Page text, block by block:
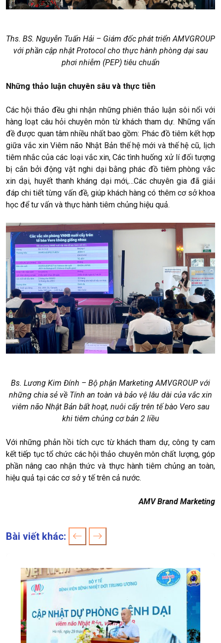
Ths. BS. Nguyễn Tuấn Hải – Giám đốc phát triển AMVGROUP
với phần cập nhật Protocol cho thực hành phòng dại sau
phơi nhiễm (PEP) tiêu chuẩn
Những thảo luận chuyên sâu và thực tiễn
Các hội thảo đều ghi nhận những phiên thảo luận sôi nổi với
hàng loạt câu hỏi chuyên môn từ khách tham dự. Những vấn
đề được quan tâm nhiều nhất bao gồm: Phác đồ tiêm kết hợp
giữa vắc xin Viêm não Nhật Bản thế hệ mới và thế hệ cũ, lịch
tiêm nhắc của các loại vắc xin, Các tình huống xử lí đối tượng
bị cắn bởi động vật nghi dại bằng phác đồ tiêm phòng vắc
xin dại, huyết thanh kháng dại mới,…Các chuyên gia đã giải
đáp chi tiết từng vấn đề, giúp khách hàng có thêm cơ sở khoa
học để tư vấn và thực hành tiêm chủng hiệu quả.
Bs. Lương Kim Đính – Bộ phận Marketing AMVGROUP với
những chia sẻ về Tính an toàn và bảo vệ lâu dài của vắc xin
viêm não Nhật Bản bất hoạt, nuôi cấy trên tế bào Vero sau
khi tiêm chủng cơ bản 2 liều
Với những phản hồi tích cực từ khách tham dự, công ty cam
kết tiếp tục tổ chức các hội thảo chuyên môn chất lượng, góp
phần nâng cao nhận thức và thực hành tiêm chủng an toàn,
hiệu quả tại các cơ sở y tế trên cả nước.
AMV Brand Marketing
Bài viết khác: